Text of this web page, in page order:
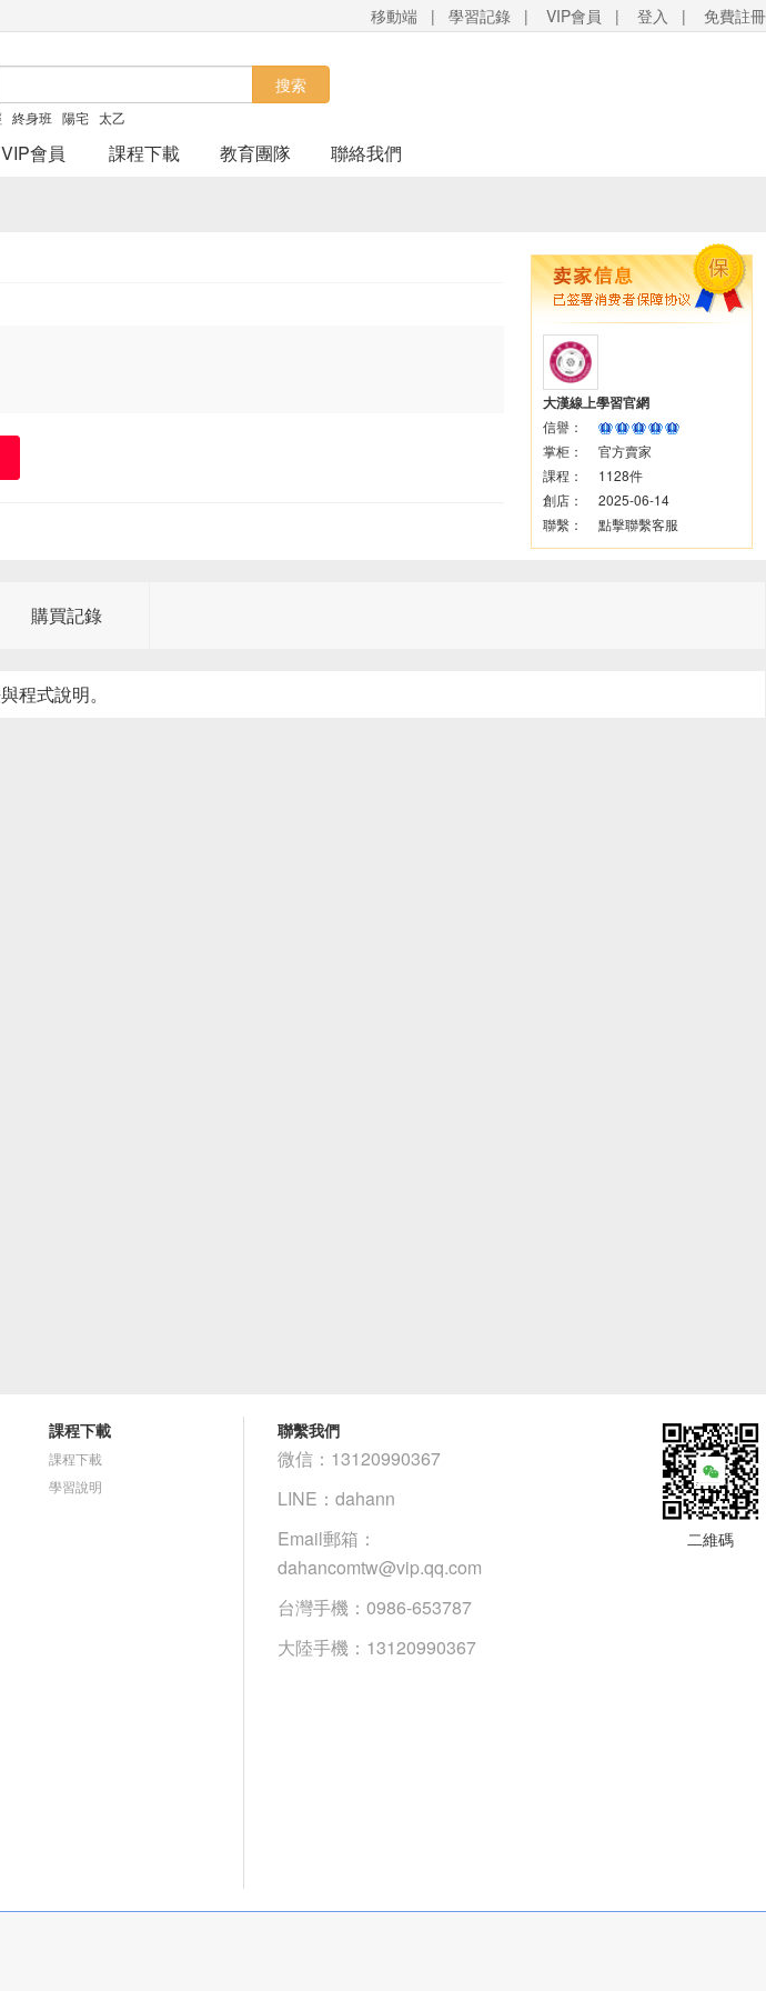
移動端 | 學習記錄 | VIP會員 | 登入 | 免費註冊
搜索
終身班 陽宅 太乙
VIP會員 課程下載 教育團隊 聯絡我們
大漢線上學習官網
信譽：
掌柜：
官方賣家
課程：
1128件
創店：
2025-06-14
聯繫：
點擊聯繫客服
購買記錄
程式說明。
課程下載
課程下載
學習說明
聯繫我們
微信：13120990367
LINE：dahann
Email郵箱：
dahancomtw@vip.qq.com
台灣手機：0986-653787
大陸手機：13120990367
二維碼